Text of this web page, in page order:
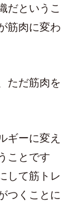
だというこ
筋肉に変わ
ただ筋肉を
ギーに変え
ことです
して筋トレ
つくことに